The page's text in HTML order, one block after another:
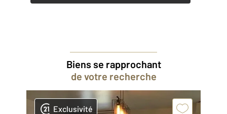
Biens se rapprochant
de votre recherche
Exclusivité